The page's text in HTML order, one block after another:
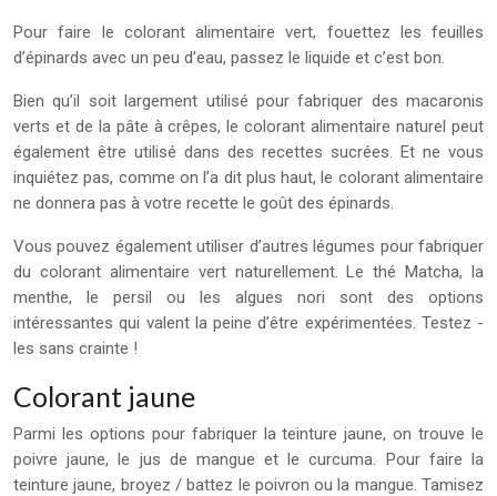
Pour faire le colorant alimentaire vert, fouettez les feuilles
d’épinards avec un peu d’eau, passez le liquide et c’est bon.
Bien qu’il soit largement utilisé pour fabriquer des macaronis
verts et de la pâte à crêpes, le colorant alimentaire naturel peut
également être utilisé dans des recettes sucrées. Et ne vous
inquiétez pas, comme on l’a dit plus haut, le colorant alimentaire
ne donnera pas à votre recette le goût des épinards.
Vous pouvez également utiliser d’autres légumes pour fabriquer
du colorant alimentaire vert naturellement. Le thé Matcha, la
menthe, le persil ou les algues nori sont des options
intéressantes qui valent la peine d’être expérimentées. Testez -
les sans crainte !
Colorant jaune
Parmi les options pour fabriquer la teinture jaune, on trouve le
poivre jaune, le jus de mangue et le curcuma. Pour faire la
teinture jaune, broyez / battez le poivron ou la mangue. Tamisez